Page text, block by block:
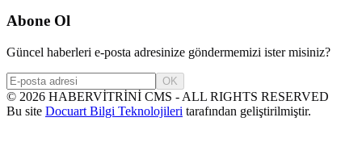
Abone Ol
Güncel haberleri e-posta adresinize göndermemizi ister misiniz?
OK
© 2026 HABERVİTRİNİ CMS - ALL RIGHTS RESERVED
Bu site Docuart Bilgi Teknolojileri tarafından geliştirilmiştir.